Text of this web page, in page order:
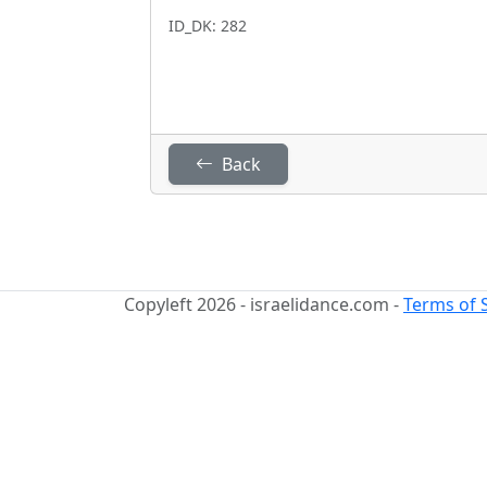
ID_DK: 282
Back
Copyleft 2026 - israelidance.com -Terms of